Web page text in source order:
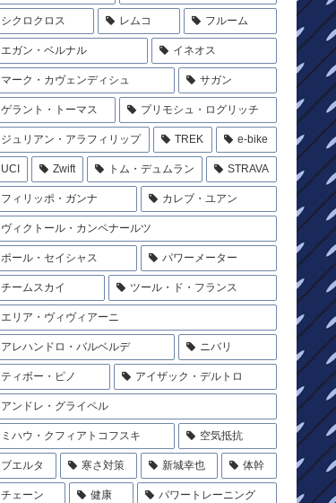
シクロクロス レムコ フルーム
エガン・ベルナル イネオス
マーク・カヴェンディシュ サガン
ゲラント・トーマス プリモシュ・ログリッチ
ジュリアン・アラフィリップ TREK e-bike
UCI Zwift トム・デュムラン STRAVA
フィリッポ・ガンナ カレブ・ユアン
ヴィクトール・カンペナールツ
ポール・セイシャス パワーメーター
チームスカイ ツール・ド・フランス
エリア・ヴィヴィアーニ
アレハンドロ・バルベルデ ニバリ
ティボー・ピノ アイザック・デルトロ
アンドレ・グライペル
ミハウ・クフィアトコフスキ 空気抵抗
ブエルタ 寒さ対策 新城幸也 体幹
チェーン 健康 パワートレーニング